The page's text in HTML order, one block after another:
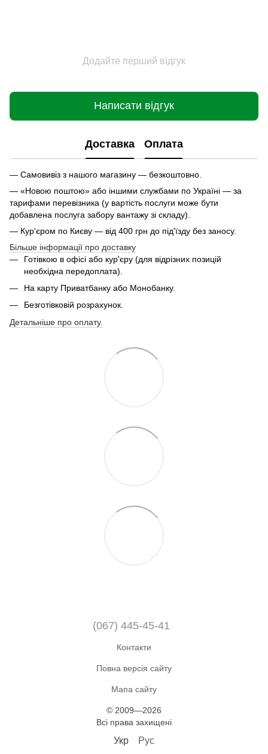
Додайте перший відгук
Написати відгук
Доставка Оплата
— Самовивіз з нашого магазину — безкоштовно.
— «Новою поштою» або іншими службами по Україні — за
тарифами перевізника (у вартість послуги може бути
добавлена послуга забору вантажу зі складу).
— Кур'єром по Києву — від 400 грн до під'їзду без заносу.
Більше інформації про доставку
Готівкою в офісі або кур'єру (для відрізних позицій
необхідна передоплата).
На карту Приватбанку або Монобанку.
Безготівковій розрахунок.
Детальніше про оплату.
(067) 445-45-41
Контакти
Повна версія сайту
Мапа сайту
© 2009—2026
Всі права захищені
Укр Рус